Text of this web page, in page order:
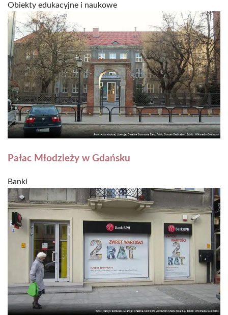
Obiekty edukacyjne i naukowe
Pałac Młodzieży w Gdańsku
Banki